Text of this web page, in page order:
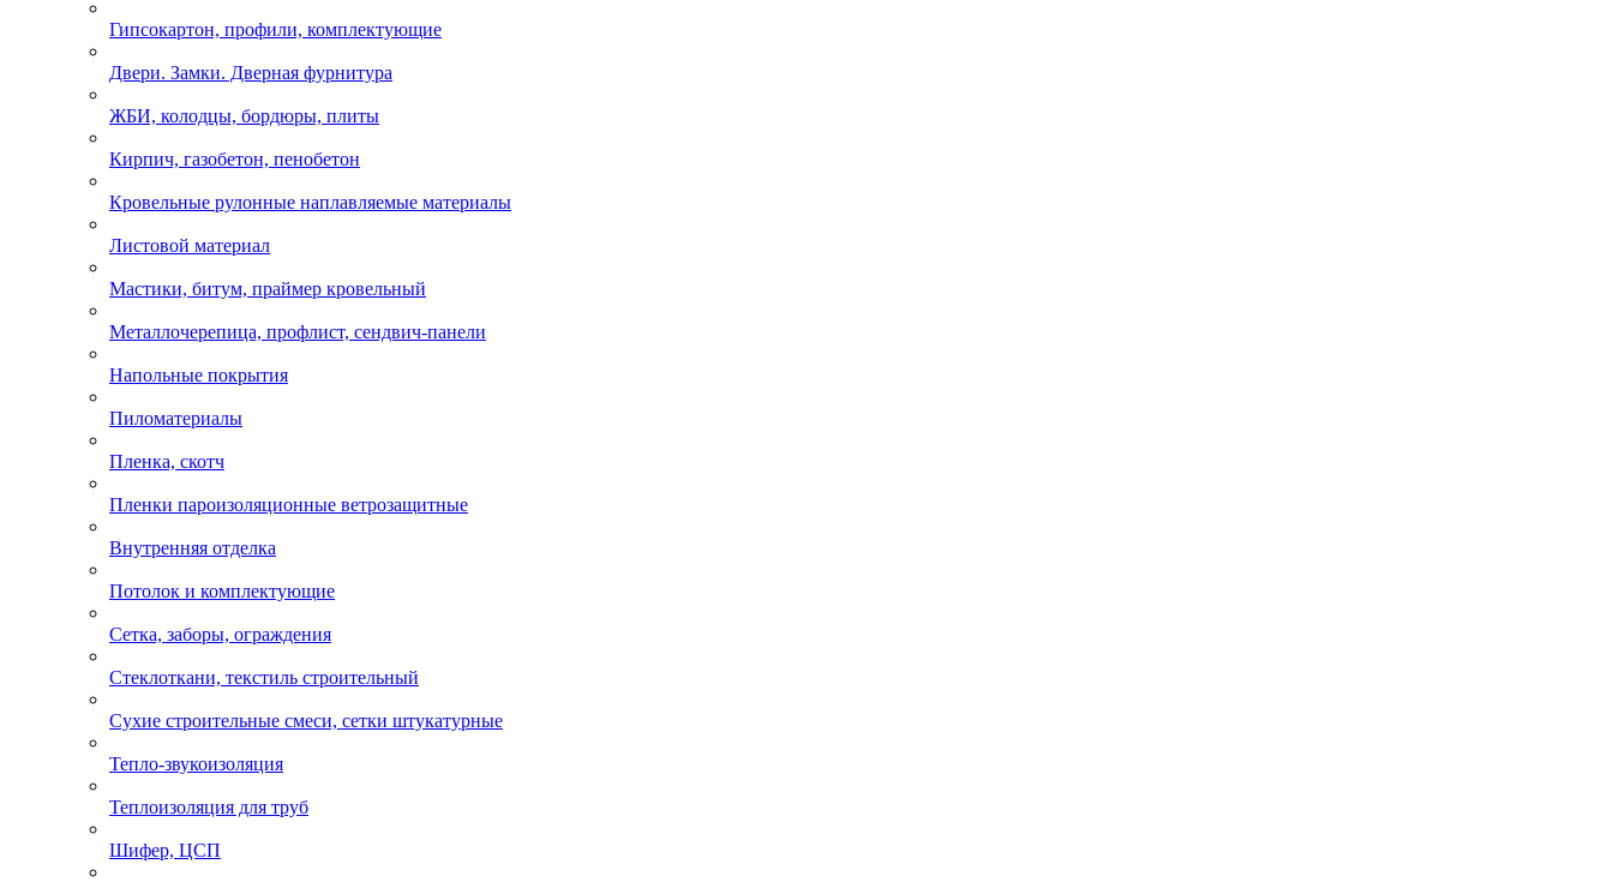
Гипсокартон, профили, комплектующие
Двери. Замки. Дверная фурнитура
ЖБИ, колодцы, бордюры, плиты
Кирпич, газобетон, пенобетон
Кровельные рулонные наплавляемые материалы
Листовой материал
Мастики, битум, праймер кровельный
Металлочерепица, профлист, сендвич-панели
Напольные покрытия
Пиломатериалы
Пленка, скотч
Пленки пароизоляционные ветрозащитные
Внутренняя отделка
Потолок и комплектующие
Сетка, заборы, ограждения
Стеклоткани, текстиль строительный
Сухие строительные смеси, сетки штукатурные
Тепло-звукоизоляция
Теплоизоляция для труб
Шифер, ЦСП